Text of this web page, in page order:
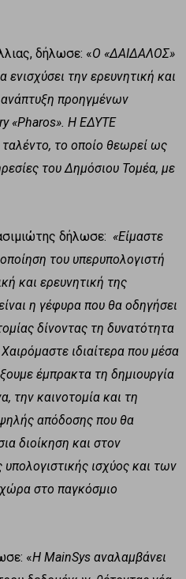
δήλωσε: «Ο «ΔΑΙΔΑΛΟΣ»
την ερευνητική και
ανάπτυξη προηγμένων
«Pharos». Η ΕΔΥΤΕ
το οποίο θεωρεί ως
του Δημόσιου Τομέα, με
δήλωσε: «Είμαστε
του υπερυπολογιστή
και ερευνητική της
η γέφυρα που θα οδηγήσει
δίνοντας τη δυνατότητα
ιδιαίτερα που μέσα
έμπρακτα τη δημιουργία
την καινοτομία και τη
απόδοσης που θα
διοίκηση και στον
ισχύος και των
στο παγκόσμιο
«Η MainSys αναλαμβάνει